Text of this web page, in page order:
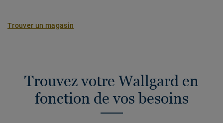
Trouver un magasin
Trouvez votre Wallgard en
fonction de vos besoins